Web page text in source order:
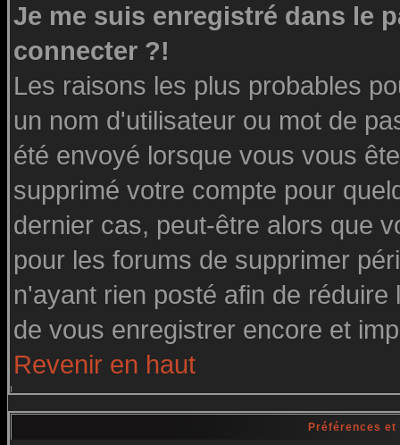
Je me suis enregistré dans le
connecter ?!
Les raisons les plus probables
un nom d'utilisateur ou mot de
été envoyé lorsque vous vous
supprimé votre compte pour
dernier cas, peut-être alors que
pour les forums de supprimer
n'ayant rien posté afin de
de vous enregistrer encore et
Revenir en haut
Préférences